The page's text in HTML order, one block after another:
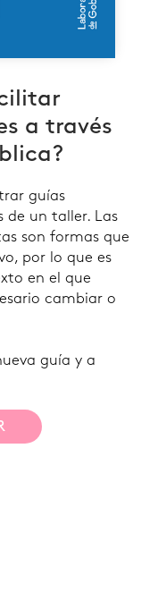
a través
guías
de un taller. Las
son formas que
por lo que es
en el que
cambiar o
guía y a